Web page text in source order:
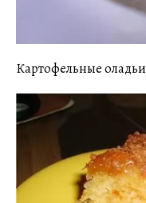
Картофельные оладьи